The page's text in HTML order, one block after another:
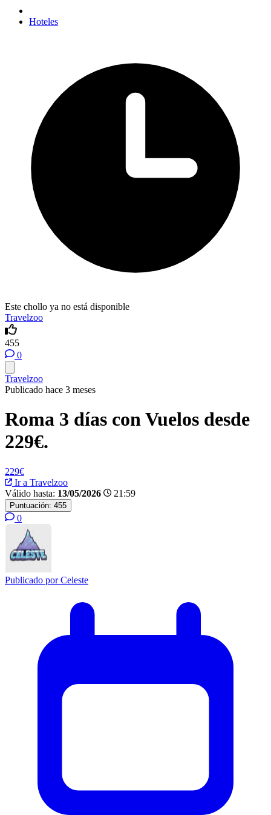
Hoteles
Este chollo ya no está disponible
Travelzoo
455
0
Travelzoo
Publicado hace 3 meses
Roma 3 días con Vuelos desde
229€.
229€
Ir a Travelzoo
Válido hasta: 13/05/2026 21:59
Puntuación: 455
0
Publicado porCeleste